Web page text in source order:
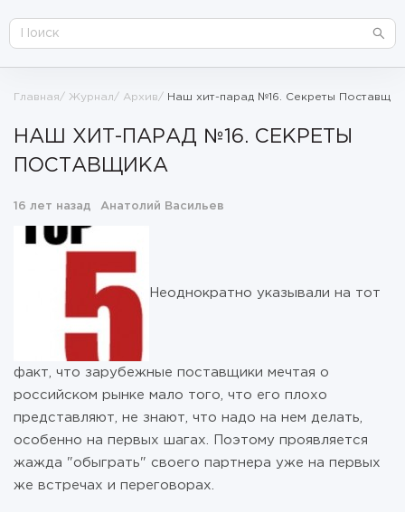
Главная Журнал Архив Наш хит-парад №16. Секреты
НАШ ХИТ-ПАРАД №16. СЕКРЕТЫ
ПОСТАВЩИКА
16 лет назад Анатолий Васильев
Неоднократно указывали на тот
факт, что зарубежные поставщики мечтая о
российском рынке мало того, что его плохо
представляют, не знают, что надо на нем делать,
особенно на первых шагах. Поэтому проявляется
жажда "обыграть" своего партнера уже на первых
же встречах и переговорах.